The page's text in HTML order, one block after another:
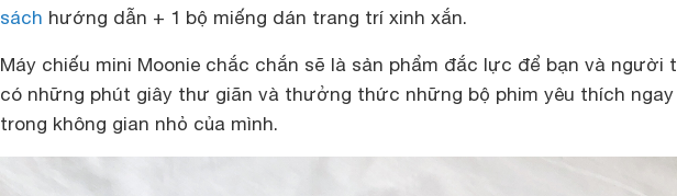
sách hướng dẫn + 1 bộ miếng dán trang trí xinh xắn.
Máy chiếu mini Moonie chắc chắn sẽ là sản phẩm đắc lực để bạn và người
có những phút giây thư giãn và thưởng thức những bộ phim yêu thích ngay
trong không gian nhỏ của mình.